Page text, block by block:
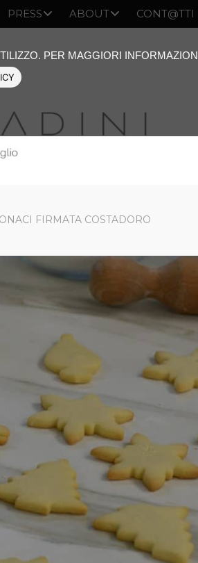
PRESS ABOUT CONT@TTI
FIRMATA COSTADORO
PER MAGGIORI